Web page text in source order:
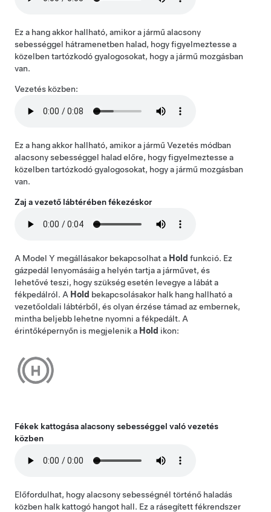
Ez a hang akkor hallható, amikor a jármű alacsony
sebességgel hátramenetben halad, hogy figyelmeztesse a
közelben tartózkodó gyalogosokat, hogy a jármű mozgásban
van.
Vezetés közben:
Ez a hang akkor hallható, amikor a jármű Vezetés módban
alacsony sebességgel halad előre, hogy figyelmeztesse a
közelben tartózkodó gyalogosokat, hogy a jármű mozgásban
van.
Zaj a vezető lábtérében fékezéskor
A Model Y megállásakor bekapcsolhat a Hold funkció. Ez
gázpedál lenyomásáig a helyén tartja a járművet, és
lehetővé teszi, hogy szükség esetén levegye a lábát a
fékpedálról. A Hold bekapcsolásakor halk hang hallható a
vezetőoldali lábtérből, és olyan érzése támad az embernek,
mintha beljebb lehetne nyomni a fékpedált. A
érintőképernyőn is megjelenik a Hold ikon:
Fékek kattogása alacsony sebességgel való vezetés
közben
Előfordulhat, hogy alacsony sebességnél történő haladás
közben halk kattogó hangot hall. Ez a rásegített fékrendszer